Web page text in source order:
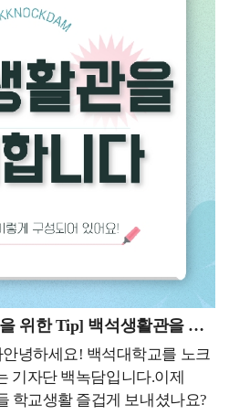
제적자에게는 재입학을
재입학자의 재학연한은
할 수 없습니다. 재입학은
니다.재입학의 지원 자격은
는 제적(미복학 ․ 미등록 ․
의하여 제적된 자는
는 제적하였던 학부(과)의
허가함재입학의 선발 방법은
기준은 아래와 같습니다.가.
간에 100%를 선발함나.
초과할 경우에는 이수학기가
은 자, 평점평균이 우수한 자
망하는 학우들은 기간 내에
의 활동카카오톡 ㅣ
일 9시~18시 실시간 답변)
관리처인스타그램 ㅣ
지금까지 7월에 진행되는
. 기온과 함께 습도도 점차
일상생활에서 자주 피로를
다. 유난히 길고 바쁘게
나니 이제는 정말 기온이 높은
있다는 사실이 날씨를 통해
번 여름을 탈 없이 잘
니다. 이번 방학 기간이 단순히
않고 다음 학기를 힘차게
을 단단하게 만드는 유익한
랍니다. 한 학기 동안 정말 고생
평안한 종강을 누리시기를
관을 장기간으로 사용한 학생의
생활관의 장점들을
개인적인 주관이 섞여있다는
렴한 비용을 통한 주거 부담
변의 원룸이나 오피스텔에서
비교했을 때 주거 비용을
는 가장 강력한 경제적 장점을
[예비 백석인 / 백석인들을 위한 Tip] 백석생활관을 소개합니다
녕하세요! 백석대학교를 노크
기자단 백녹담입니다.이제
학교생활 즐겁게 보내셨나요?